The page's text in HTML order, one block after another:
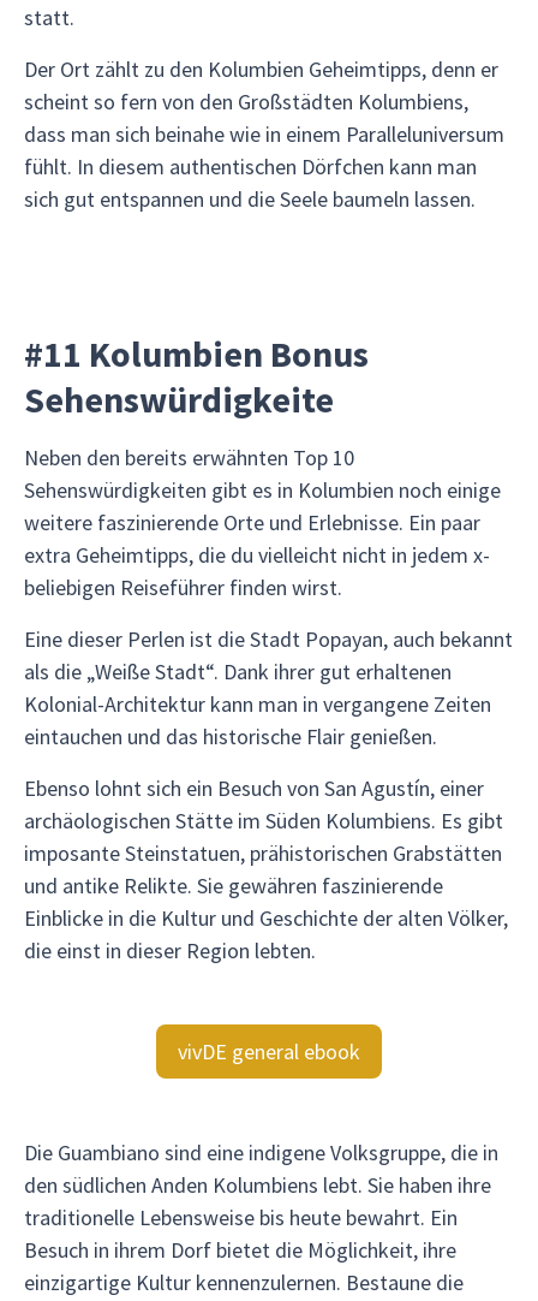
statt.
Der Ort zählt zu den Kolumbien Geheimtipps, denn er
scheint so fern von den Großstädten Kolumbiens,
dass man sich beinahe wie in einem Paralleluniversum
fühlt. In diesem authentischen Dörfchen kann man
sich gut entspannen und die Seele baumeln lassen.
#11 Kolumbien Bonus
Sehenswürdigkeite
Neben den bereits erwähnten Top 10
Sehenswürdigkeiten gibt es in Kolumbien noch einige
weitere faszinierende Orte und Erlebnisse. Ein paar
extra Geheimtipps, die du vielleicht nicht in jedem x-
beliebigen Reiseführer finden wirst.
Eine dieser Perlen ist die Stadt Popayan, auch bekannt
als die „Weiße Stadt“. Dank ihrer gut erhaltenen
Kolonial-Architektur kann man in vergangene Zeiten
eintauchen und das historische Flair genießen.
Ebenso lohnt sich ein Besuch von San Agustín, einer
archäologischen Stätte im Süden Kolumbiens. Es gibt
imposante Steinstatuen, prähistorischen Grabstätten
und antike Relikte. Sie gewähren faszinierende
Einblicke in die Kultur und Geschichte der alten Völker,
die einst in dieser Region lebten.
vivDE general ebook
Die Guambiano sind eine indigene Volksgruppe, die in
den südlichen Anden Kolumbiens lebt. Sie haben ihre
traditionelle Lebensweise bis heute bewahrt. Ein
Besuch in ihrem Dorf bietet die Möglichkeit, ihre
einzigartige Kultur kennenzulernen. Bestaune die